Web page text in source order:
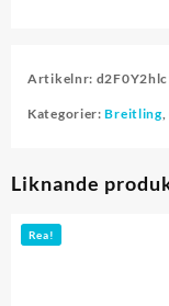
Artikelnr:
Kategorier:Breitling,
Liknande
Rea!